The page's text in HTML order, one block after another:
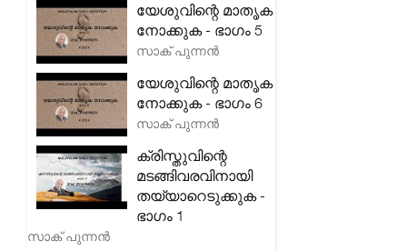
യേശുവിന്റെ മാതൃക
നോക്കുക - ഭാഗം 5
സാക് പുന്നൻ
യേശുവിന്റെ മാതൃക
നോക്കുക - ഭാഗം 6
സാക് പുന്നൻ
ക്രിസ്തുവിന്റെ
മടങ്ങിവരവിനായി
തയ്യാറെടുക്കുക -
ഭാഗം 1
സാക് പുന്നൻ